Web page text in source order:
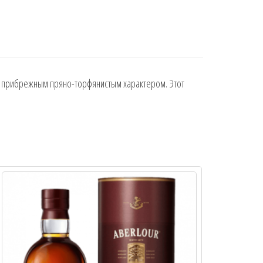
пряно-торфянистым характером. Этот